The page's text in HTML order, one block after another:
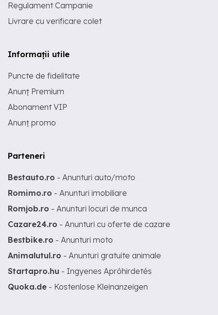
Regulament Campanie
Livrare cu verificare colet
Informații utile
Puncte de fidelitate
Anunț Premium
Abonament VIP
Anunț promo
Parteneri
Bestauto.ro - Anunturi auto/moto
Romimo.ro - Anunturi imobiliare
Romjob.ro - Anunturi locuri de munca
Cazare24.ro - Anunturi cu oferte de cazare
Bestbike.ro - Anunturi moto
Animalutul.ro - Anunturi gratuite animale
Startapro.hu - Ingyenes Apróhirdetés
Quoka.de - Kostenlose Kleinanzeigen